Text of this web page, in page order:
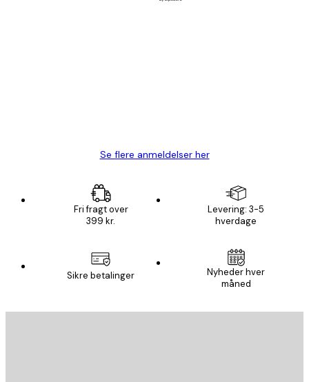
Se flere anmeldelser her
Fri fragt over
399 kr.
Levering: 3-5
hverdage
Sikre betalinger
Nyheder hver
måned